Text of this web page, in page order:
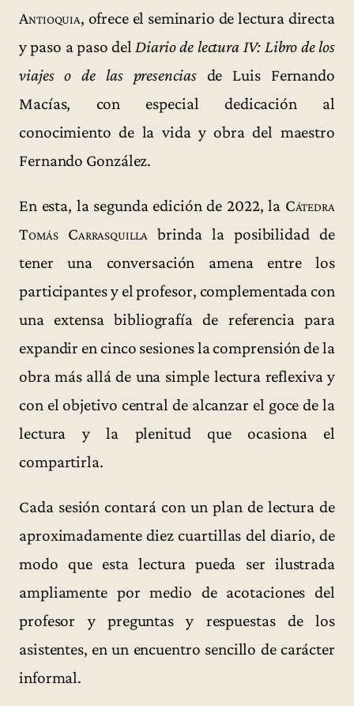
Antioquia, ofrece el seminario de lectura directa
y paso a paso delDiario de lectura IV: Libro de los
viajes o de las presenciasde Luis Fernando
Macías, con especial dedicación al
conocimiento de la vida y obra del maestro
Fernando González.
En esta, la segunda edición de 2022, la Cátedra
Tomás Carrasquillabrinda la posibilidad de
tener una conversación amena entre los
participantes y el profesor, complementada con
una extensa bibliografía de referencia para
expandir en cinco sesiones la comprensión de la
obra más allá de una simple lectura reflexiva y
con el objetivo central de alcanzar el goce de la
lectura y la plenitud que ocasiona el
compartirla.
Cada sesión contará con un plan de lectura de
aproximadamente diez cuartillas del diario, de
modo que esta lectura pueda ser ilustrada
ampliamente por medio de acotaciones del
profesor y preguntas y respuestas de los
asistentes, en un encuentro sencillo de carácter
informal.